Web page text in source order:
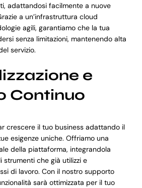
adattandosi facilmente a nuove
a un’infrastruttura cloud
agili, garantiamo che la tua
senza limitazioni, mantenendo alta
servizio.
e
Continuo
crescere il tuo business adattando il
esigenze uniche. Offriamo una
della piattaforma, integrandola
che già utilizzi e
di lavoro. Con il nostro supporto
sarà ottimizzata per il tuo